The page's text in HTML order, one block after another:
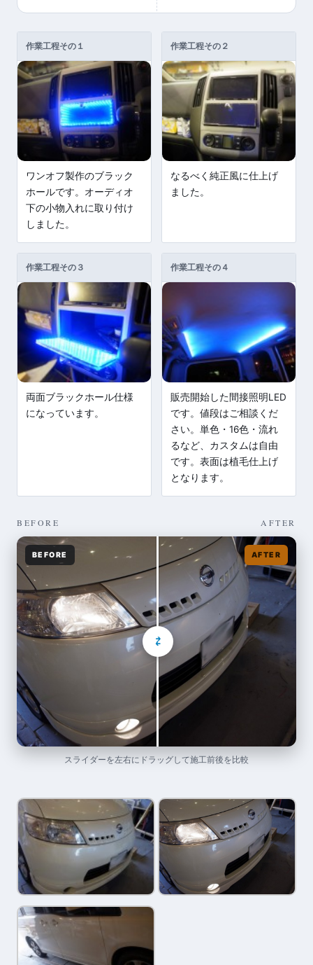
作業工程その１
ワンオフ製作のブラック
ホールです。オーディオ
下の小物入れに取り付け
しました。
作業工程その２
なるべく純正風に仕上げ
ました。
作業工程その３
両面ブラックホール仕様
になっています。
作業工程その４
販売開始した間接照明LED
です。値段はご相談くだ
さい。単色・16色・流れ
るなど、カスタムは自由
です。表面は植毛仕上げ
となります。
BEFORE AFTER
BEFORE AFTER
⇄
スライダーを左右にドラッグして施工前後を比較